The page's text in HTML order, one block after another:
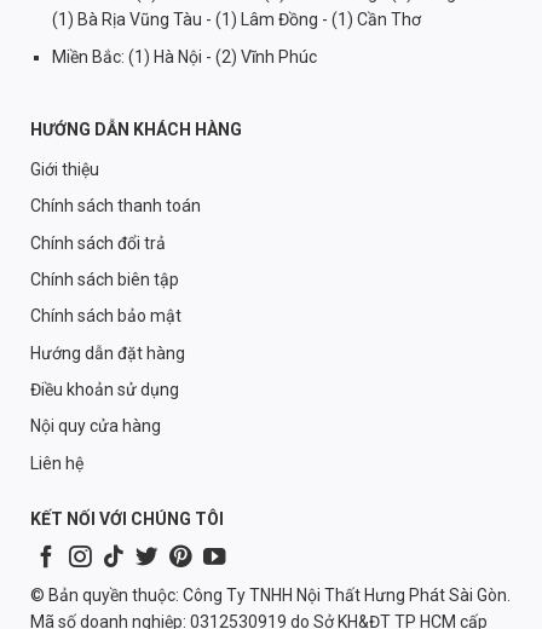
(1) Bà Rịa Vũng Tàu - (1) Lâm Đồng - (1) Cần Thơ
Miền Bắc: (1) Hà Nội - (2) Vĩnh Phúc
HƯỚNG DẪN KHÁCH HÀNG
Giới thiệu
Chính sách thanh toán
Chính sách đổi trả
Chính sách biên tập
Chính sách bảo mật
Hướng dẫn đặt hàng
Điều khoản sử dụng
Nội quy cửa hàng
Liên hệ
KẾT NỐI VỚI CHÚNG TÔI
© Bản quyền thuộc: Công Ty TNHH Nội Thất Hưng Phát Sài Gòn.
Mã số doanh nghiệp: 0312530919 do Sở KH&ĐT TP HCM cấp